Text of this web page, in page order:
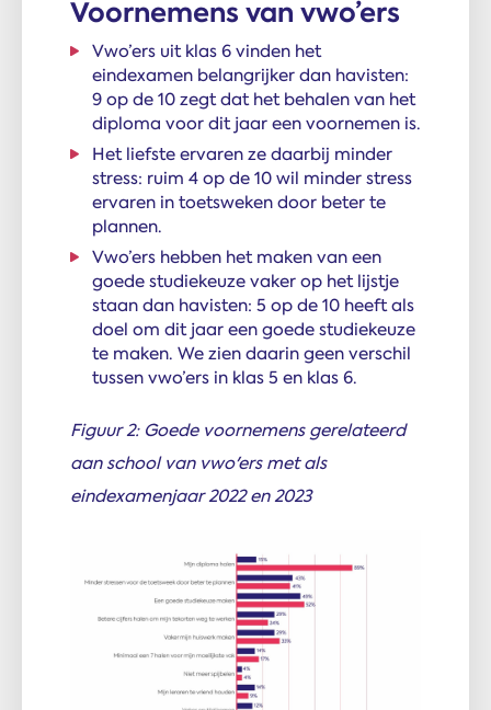
Voornemens van vwo’ers
Vwo’ers uit klas 6 vinden het
eindexamen belangrijker dan havisten:
9 op de 10 zegt dat het behalen van het
diploma voor dit jaar een voornemen is.
Het liefste ervaren ze daarbij minder
stress: ruim 4 op de 10 wil minder stress
ervaren in toetsweken door beter te
plannen.
Vwo’ers hebben het maken van een
goede studiekeuze vaker op het lijstje
staan dan havisten: 5 op de 10 heeft als
doel om dit jaar een goede studiekeuze
te maken. We zien daarin geen verschil
tussen vwo’ers in klas 5 en klas 6.
Figuur 2: Goede voornemens gerelateerd
aan school van vwo'ers met als
eindexamenjaar 2022 en 2023